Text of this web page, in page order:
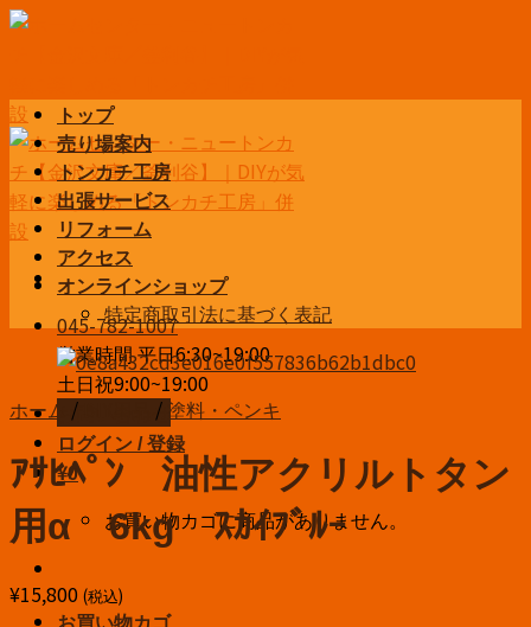
Skip
045-782-1007
営業時間 平日6:30~19:00
土日祝9:00~19:00
お問い合わせ
ログイン / 登録
¥0
お買い物カゴに商品がありません。
トップ
売り場案内
トンカチ工房
出張サービス
リフォーム
アクセス
オンラインショップ
特定商取引法に基づく表記
ホーム / / 塗料・ペンキ
ｱｻﾋﾍﾟﾝ 油性アクリルトタン
用α 6kg ｽｶｲﾌﾞﾙｰ
¥15,800 (税込)